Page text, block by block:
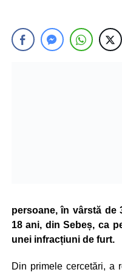
persoane, în vârstă de
18 ani, din Sebeș, ca
unei infracțiuni de furt.
Din primele cercetări, a